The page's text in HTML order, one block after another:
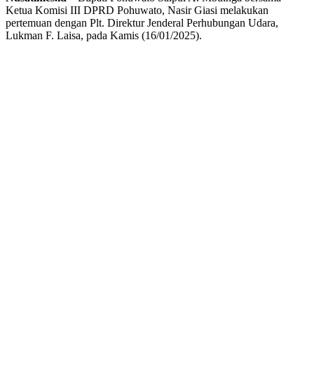
Ketua Komisi III DPRD Pohuwato, Nasir Giasi melakukan
pertemuan dengan Plt. Direktur Jenderal Perhubungan Udara,
Lukman F. Laisa, pada Kamis (16/01/2025).